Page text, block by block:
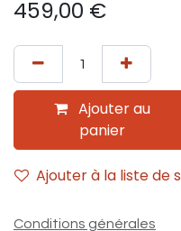
459,00 €
Ajouter au
panier
Ajouter à la liste de
Conditions générales